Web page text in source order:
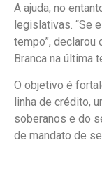
A ajuda, no
legislativas. “Se
tempo”, declarou
Branca na última
O objetivo é
linha de crédito,
soberanos e do
de mandato de